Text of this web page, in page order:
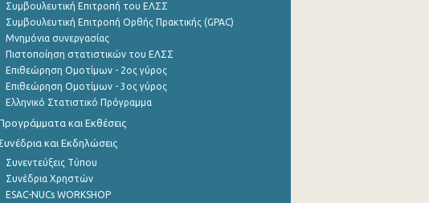
Συμβουλευτική Επιτροπή του ΕΛΣΣ
Συμβουλευτική Επιτροπή Ορθής Πρακτικής (GPAC)
Μνημόνια συνεργασίας
Πιστοποίηση στατιστικών του ΕΛΣΣ
Επιθεώρηση Ομοτίμων - 2ος γύρος
Επιθεώρηση Ομοτίμων - 3ος γύρος
Ελληνικό Στατιστικό Πρόγραμμα
και Εκθέσεις
και Εκδηλώσεις
Συνεντεύξεις Τύπου
Συνέδρια Χρηστών
ESAC-NUCs WORKSHOP